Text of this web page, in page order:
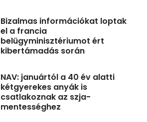
Bizalmas információkat loptak
el a francia
belügyminisztériumot ért
kibertámadás során
NAV: januártól a 40 év alatti
kétgyerekes anyák is
csatlakoznak az szja-
mentességhez